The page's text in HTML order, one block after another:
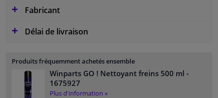
Fabricant
Délai de livraison
Produits fréquemment achetés ensemble
Winparts GO ! Nettoyant freins 500 ml -
1675927
Plus d'information »